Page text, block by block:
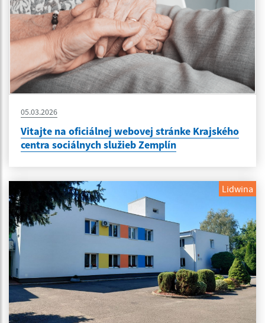
05.03.2026
Vitajte na oficiálnej webovej stránke Krajského
centra sociálnych služieb Zemplín
Lidwina